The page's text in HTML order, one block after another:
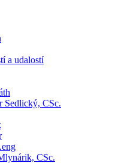
a udalostí
Sedlický, CSc.
CSc.